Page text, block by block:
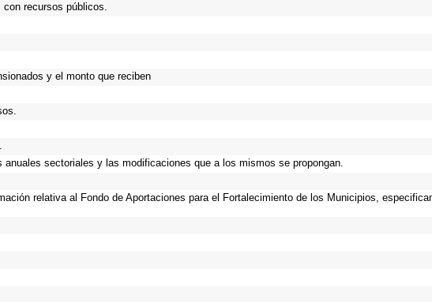
recursos públicos.
y el monto que reciben
sectoriales y las modificaciones que a los mismos se propongan.
relativa al Fondo de Aportaciones para el Fortalecimiento de los Municipios,